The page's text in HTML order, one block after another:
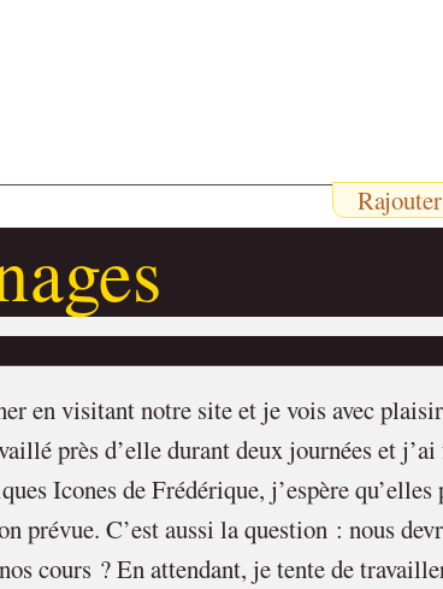
en visitant notre site et je vois avec
près d’elle durant deux journées et
Icones de Frédérique, j’espère
prévue. C’est aussi la question : nous
cours ? En attendant, je tente de